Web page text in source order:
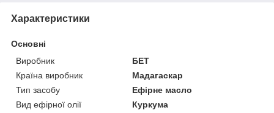
Характеристики
Основні
Виробник
БЕТ
Країна виробник
Мадагаскар
Тип засобу
Ефірне масло
Вид ефірної олії
Куркума